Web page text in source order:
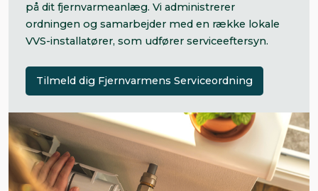
på dit fjernvarmeanlæg. Vi administrerer
ordningen og samarbejder med en række lokale
VVS-installatører, som udfører serviceeftersyn.
Tilmeld dig Fjernvarmens Serviceordning